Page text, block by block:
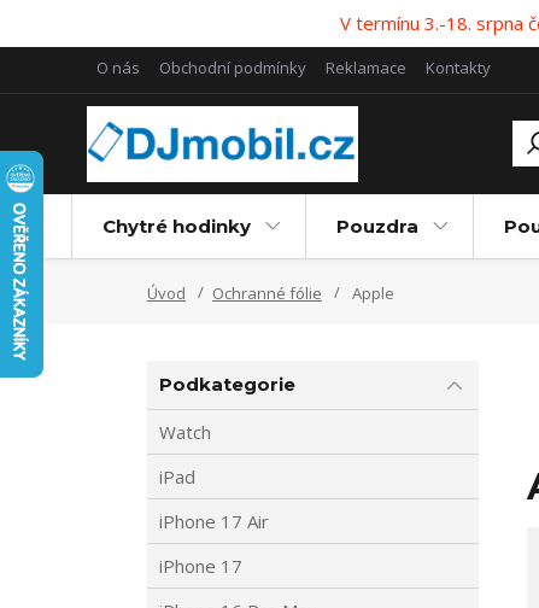
V termínu 3.-18. srpna
O nás Obchodní podmínky Reklamace Kontakty
Chytré hodinky Pouzdra
Úvod Ochranné fólie Apple
Podkategorie
Watch
iPad
iPhone 17 Air
iPhone 17